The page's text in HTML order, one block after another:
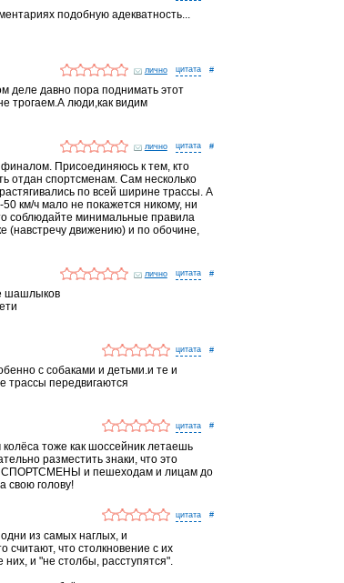
подобную адекватность...
лично #
деле давно пора поднимать этот
трогаем.А люди,как видим
лично #
Присоединяюсь к тем, кто
отдан спортсменам. Сам несколько
по всей ширине трассы. А
50 км/ч мало не покажется никому, ни
соблюдайте минимальные правила
(навстречу движению) и по обочине,
лично #
шашлыков
#
с собаками и детьми.и те и
трассы передвигаются
#
тоже как шоссейник летаешь
разместить знаки, что это
и пешеходам и лицам до
свою голову!
#
из самых наглых, и
считают, что столкновение с их
и "не столбы, расступятся".